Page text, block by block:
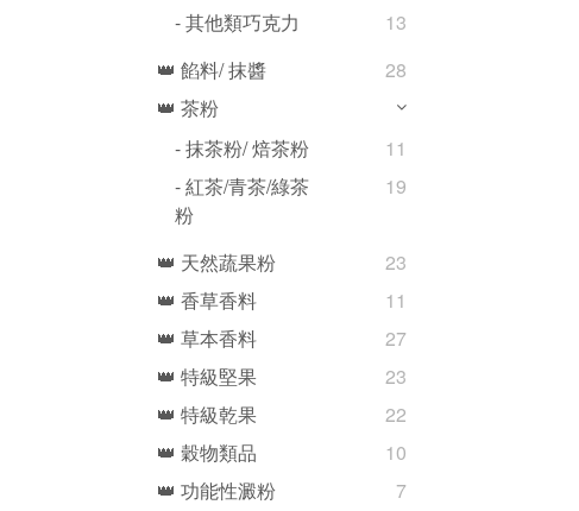
- 其他類巧克力
13
👑 餡料/ 抹醬
28
👑 茶粉
- 抹茶粉/ 焙茶粉
11
- 紅茶/青茶/綠茶
粉
19
👑 天然蔬果粉
23
👑 香草香料
11
👑 草本香料
27
👑 特級堅果
23
👑 特級乾果
22
👑 穀物類品
10
👑 功能性澱粉
7